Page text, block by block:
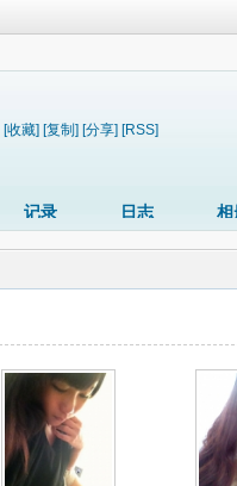
[收藏] [复制] [分享] [RSS]
记录 日志 相